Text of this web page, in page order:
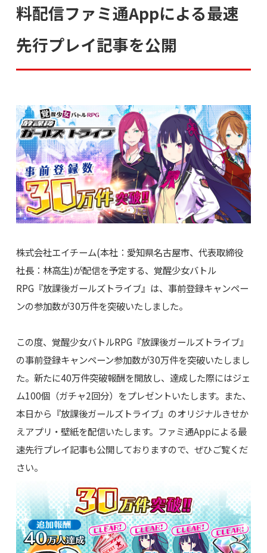
料配信ファミ通Appによる最速
先行プレイ記事を公開
株式会社エイチーム(本社：愛知県名古屋市、代表取締役
社長：林高生)が配信を予定する、覚醒少女バトル
RPG『放課後ガールズトライブ』は、事前登録キャンペー
ンの参加数が30万件を突破いたしました。
この度、覚醒少女バトルRPG『放課後ガールズトライブ』
の事前登録キャンペーン参加数が30万件を突破いたしまし
た。新たに40万件突破報酬を開放し、達成した際にはジェ
ム100個（ガチャ2回分）をプレゼントいたします。また、
本日から『放課後ガールズトライブ』のオリジナルきせか
えアプリ・壁紙を配信いたします。ファミ通Appによる最
速先行プレイ記事も公開しておりますので、ぜひご覧くだ
さい。